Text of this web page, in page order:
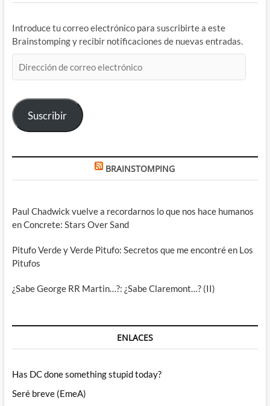
Introduce tu correo electrónico para suscribirte a este
Brainstomping y recibir notificaciones de nuevas entradas.
de
electrónico
Suscribir
BRAINSTOMPING
Paul Chadwick vuelve a recordarnos lo que nos hace humanos
en Concrete: Stars Over Sand
Pitufo Verde y Verde Pitufo: Secretos que me encontré en Los
Pitufos
¿Sabe George RR Martin…?: ¿Sabe Claremont…? (II)
ENLACES
Has DC done something stupid today?
Seré breve (EmeA)